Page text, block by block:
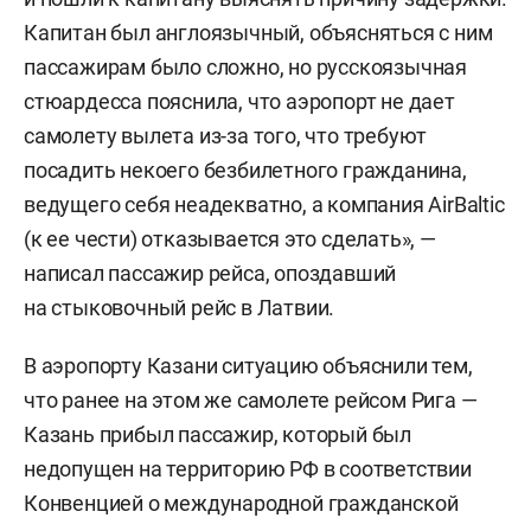
Капитан был англоязычный, объясняться с ним
пассажирам было сложно, но русскоязычная
стюардесса пояснила, что аэропорт не дает
самолету вылета из-за того, что требуют
посадить некоего безбилетного гражданина,
ведущего себя неадекватно, а компания AirBaltic
(к ее чести) отказывается это сделать», —
написал пассажир рейса, опоздавший
на стыковочный рейс в Латвии.
В аэропорту Казани ситуацию объяснили тем,
что ранее на этом же самолете рейсом Рига —
Казань прибыл пассажир, который был
недопущен на территорию РФ в соответствии
Конвенцией о международной гражданской